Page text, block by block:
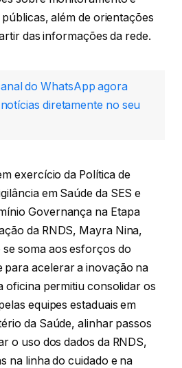
além de orientações
das informações da rede.
do WhatsApp agora
diretamente no seu
exercício da Política de
em Saúde da SES e
Governança na Etapa
da RNDS, Mayra Nina,
soma aos esforços do
acelerar a inovação na
oficina permitiu consolidar os
equipes estaduais em
da Saúde, alinhar passos
o uso dos dados da RNDS,
na linha do cuidado e na